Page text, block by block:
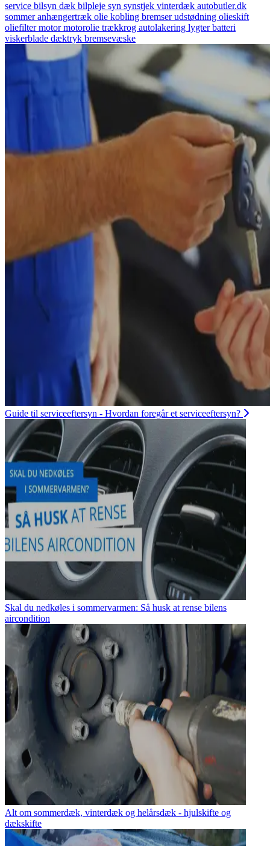
service bilsyn dæk bilpleje syn synstjek vinterdæk autobutler.dk
sommeranhængertræk olie kobling bremserudstødning olieskift
oliefiltermotormotorolie trækkrog autolakering lygterbatteri
viskerblade dæktryk bremsevæske
Guide til serviceeftersyn - Hvordan foregår et serviceeftersyn?
Skal du nedkøles i sommervarmen: Så husk at rense bilens
aircondition
Alt om sommerdæk, vinterdæk og helårsdæk - hjulskifte og
dækskifte